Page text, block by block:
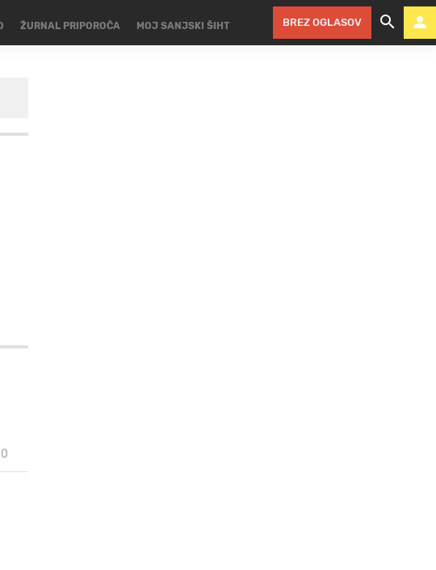
ŽURNAL PRIPOROČA MOJ SANJSKI ŠIHT BREZ OGLASOV
0